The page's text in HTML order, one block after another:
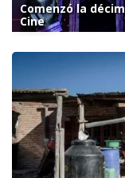
Comenzó la
Cine